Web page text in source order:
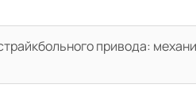
привода: